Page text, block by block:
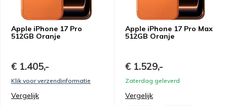
Apple iPhone 17 Pro
512GB Oranje
€ 1.405,-
Klik voor verzendinformatie
Vergelijk
Apple iPhone 17 Pro Max
512GB Oranje
€ 1.529,-
Zaterdag geleverd
Vergelijk